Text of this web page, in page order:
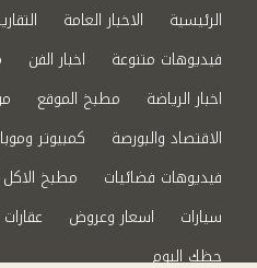
الرئيسية الاخبار العامة
فيديوهات متنوعة
اخبار الفن
اخبار الرياضة
مطبخ الموقع
الاقتصاد والبورصة
كمبيوتر
فيديوهات فضائيات
مطبخ
سيارات
اسعار وعروض
حظك اليوم